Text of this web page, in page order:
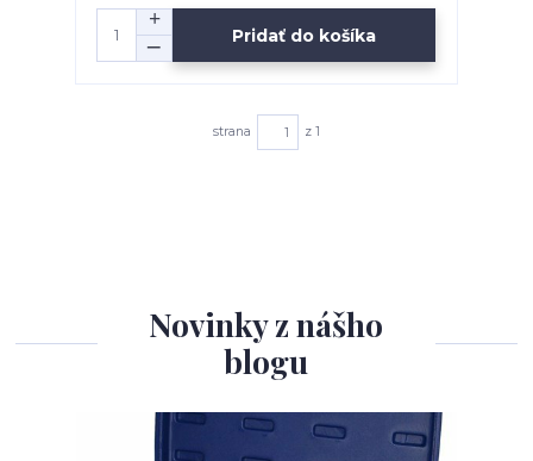
Pridať do košíka
strana z 1
Novinky z nášho
blogu